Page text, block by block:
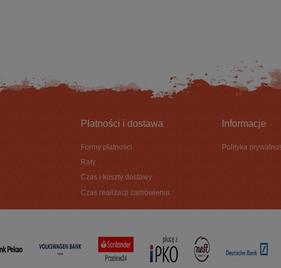
Płatności i dostawa
Formy płatności
Raty
Czas i koszty dostawy
Czas realizacji zamówienia
Informacje
Polityka